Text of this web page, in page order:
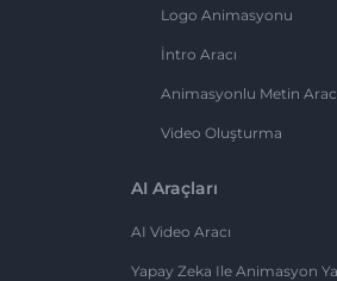
Logo Animasyonu
İntro Aracı
Animasyonlu Metin
Video Oluşturma
AI Araçları
AI Video Aracı
Yapay Zeka Ile Animasyon